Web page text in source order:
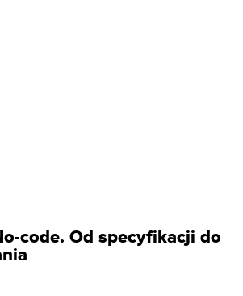
code. Od specyfikacji do